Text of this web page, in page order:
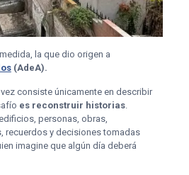
la que dio origen a
(AdeA).
consiste únicamente en describir
es reconstruir historias.
personas, obras,
recuerdos y decisiones tomadas
imagine que algún día deberá